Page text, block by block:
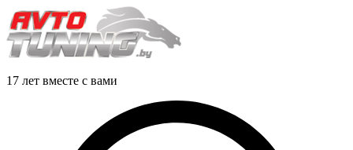
17 лет вместе с вами